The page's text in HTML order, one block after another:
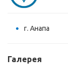
г. Анапа
Галерея